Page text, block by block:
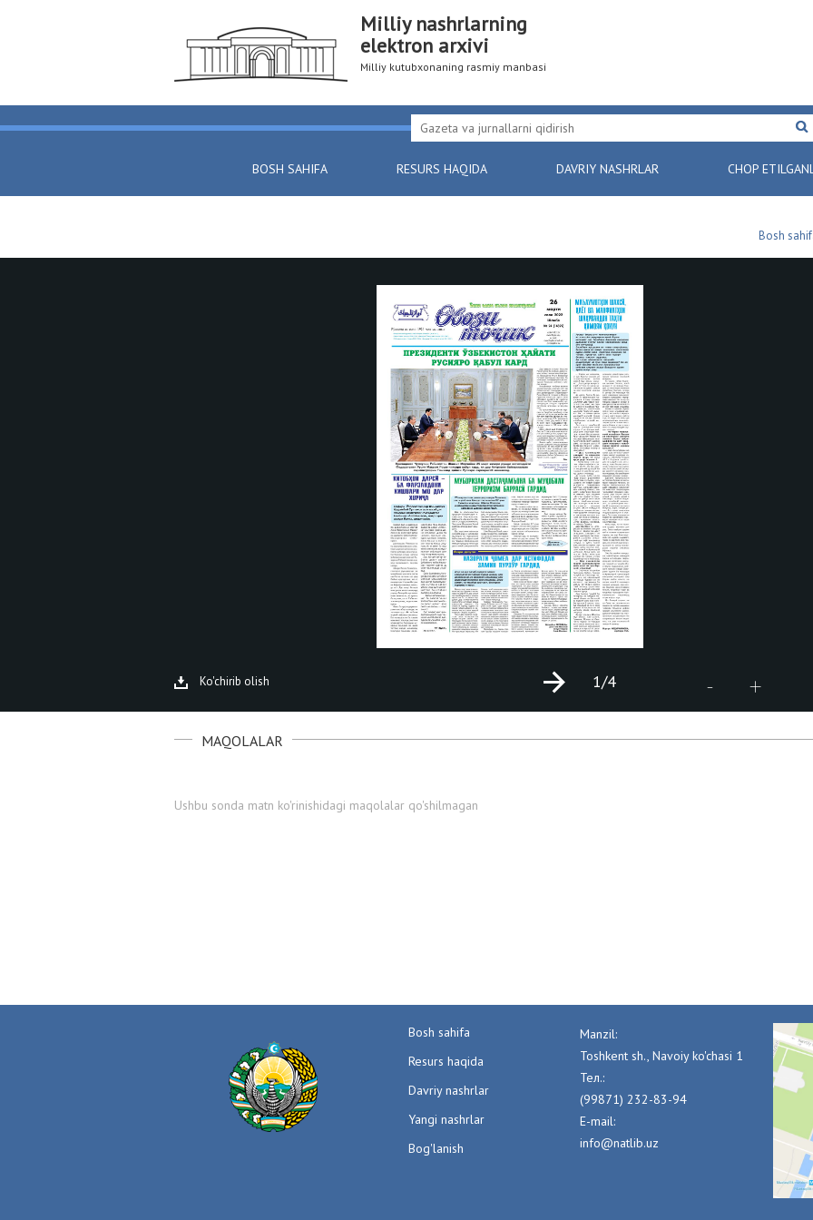
Milliy nashrlarning
elektron arxivi
Milliy kutubxonaning rasmiy manbasi
BOSH SAHIFA RESURS HAQIDA DAVRIY NASHRLAR CHOP
Bosh
Ko'chirib olish - +
1/4
MAQOLALAR
Ushbu sonda matn ko'rinishidagi maqolalar qo'shilmagan
Bosh sahifa
Resurs haqida
Davriy nashrlar
Yangi nashrlar
Bog'lanish
Manzil:
Toshkent sh., Navoiy ko'chasi 1
Тел.:
(99871) 232-83-94
E-mail:
info@natlib.uz